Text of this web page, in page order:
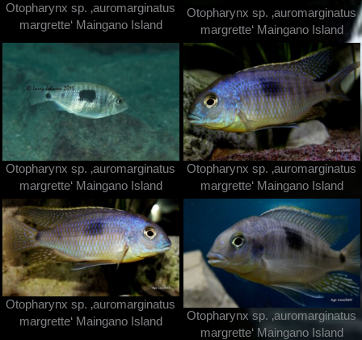
Otopharynx sp. ‚auromarginatus
margrette‘ Maingano Island
Otopharynx sp. ‚auromarginatus
margrette‘ Maingano Island
Otopharynx sp. ‚auromarginatus
margrette‘ Maingano Island
Otopharynx sp. ‚auromarginatus
margrette‘ Maingano Island
Otopharynx sp. ‚auromarginatus
margrette‘ Maingano Island
Otopharynx sp. ‚auromarginatus
margrette‘ Maingano Island